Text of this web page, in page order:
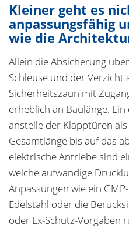
Kleiner geht es
anpassungsfähig
wie die
Allein die Absicherung
Schleuse und der Verzicht
Sicherheitszaun mit
erheblich an Baulänge.
anstelle der Klapptüren
Gesamtlänge bis auf das
elektrische Antriebe sind
welche aufwändige
Anpassungen wie ein
Edelstahl oder die
oder Ex-Schutz-Vorgaben